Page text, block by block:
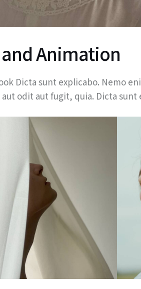
Animation
Dicta sunt explicabo. Nemo
odit aut fugit, quia. Dicta sunt